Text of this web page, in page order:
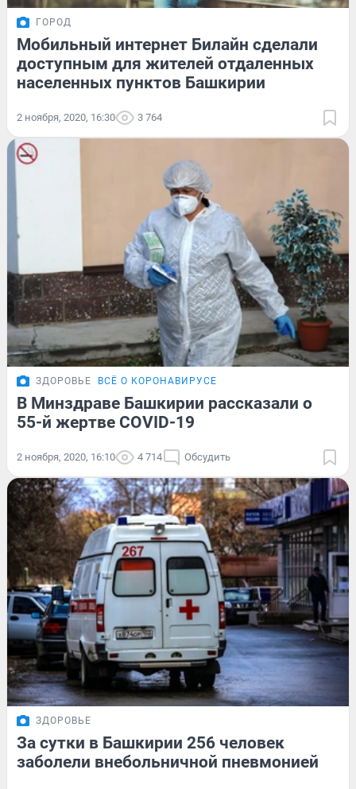
ГОРОД
Мобильный интернет Билайн сделали
доступным для жителей отдаленных
населенных пунктов Башкирии
2 ноября, 2020, 16:30 3 764
ЗДОРОВЬЕ ВСЁ О КОРОНАВИРУСЕ
В Минздраве Башкирии рассказали о
55-й жертве COVID-19
2 ноября, 2020, 16:10 4 714 Обсудить
ЗДОРОВЬЕ
За сутки в Башкирии 256 человек
заболели внебольничной пневмонией